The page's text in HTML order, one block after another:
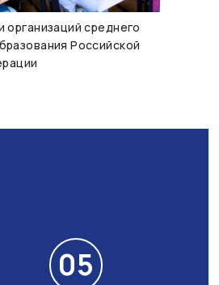
организаций среднего
Российской
05